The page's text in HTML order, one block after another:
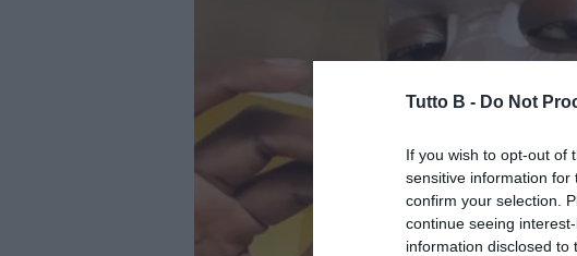
Tutto B - Do Not
If you wish to opt-out of
sensitive information
confirm your selection.
continue seeing
information disclosed